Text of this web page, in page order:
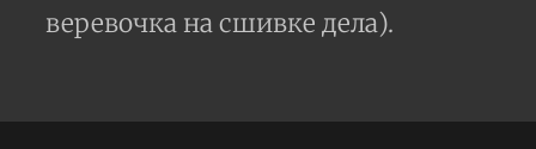
веревочка на сшивке дела).